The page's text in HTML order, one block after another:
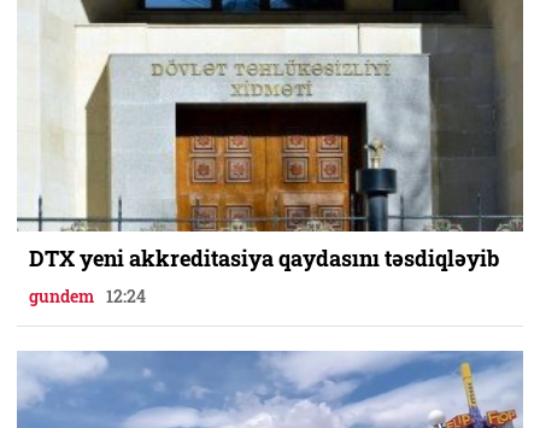
DTX yeni akkreditasiya qaydasını təsdiqləyib
gundem 12:24